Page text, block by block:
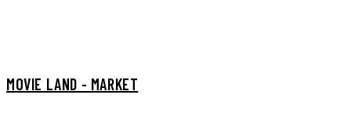
MOVIE LAND - MARKET